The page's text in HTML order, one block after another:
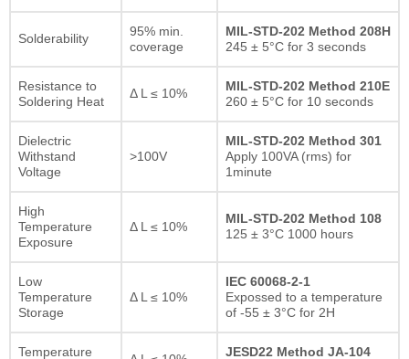
Solderability
95% min.
coverage
MIL-STD-202 Method 208H
245 ± 5°C for 3 seconds
Resistance to
Soldering Heat
Δ L ≤ 10%
MIL-STD-202 Method 210E
260 ± 5°C for 10 seconds
Dielectric
Withstand
Voltage
>100V
MIL-STD-202 Method 301
Apply 100VA (rms) for
1minute
High
Temperature
Exposure
Δ L ≤ 10%
MIL-STD-202 Method 108
125 ± 3°C 1000 hours
Low
Temperature
Storage
Δ L ≤ 10%
IEC 60068-2-1
Expossed to a temperature
of -55 ± 3°C for 2H
Temperature
JESD22 Method JA-104